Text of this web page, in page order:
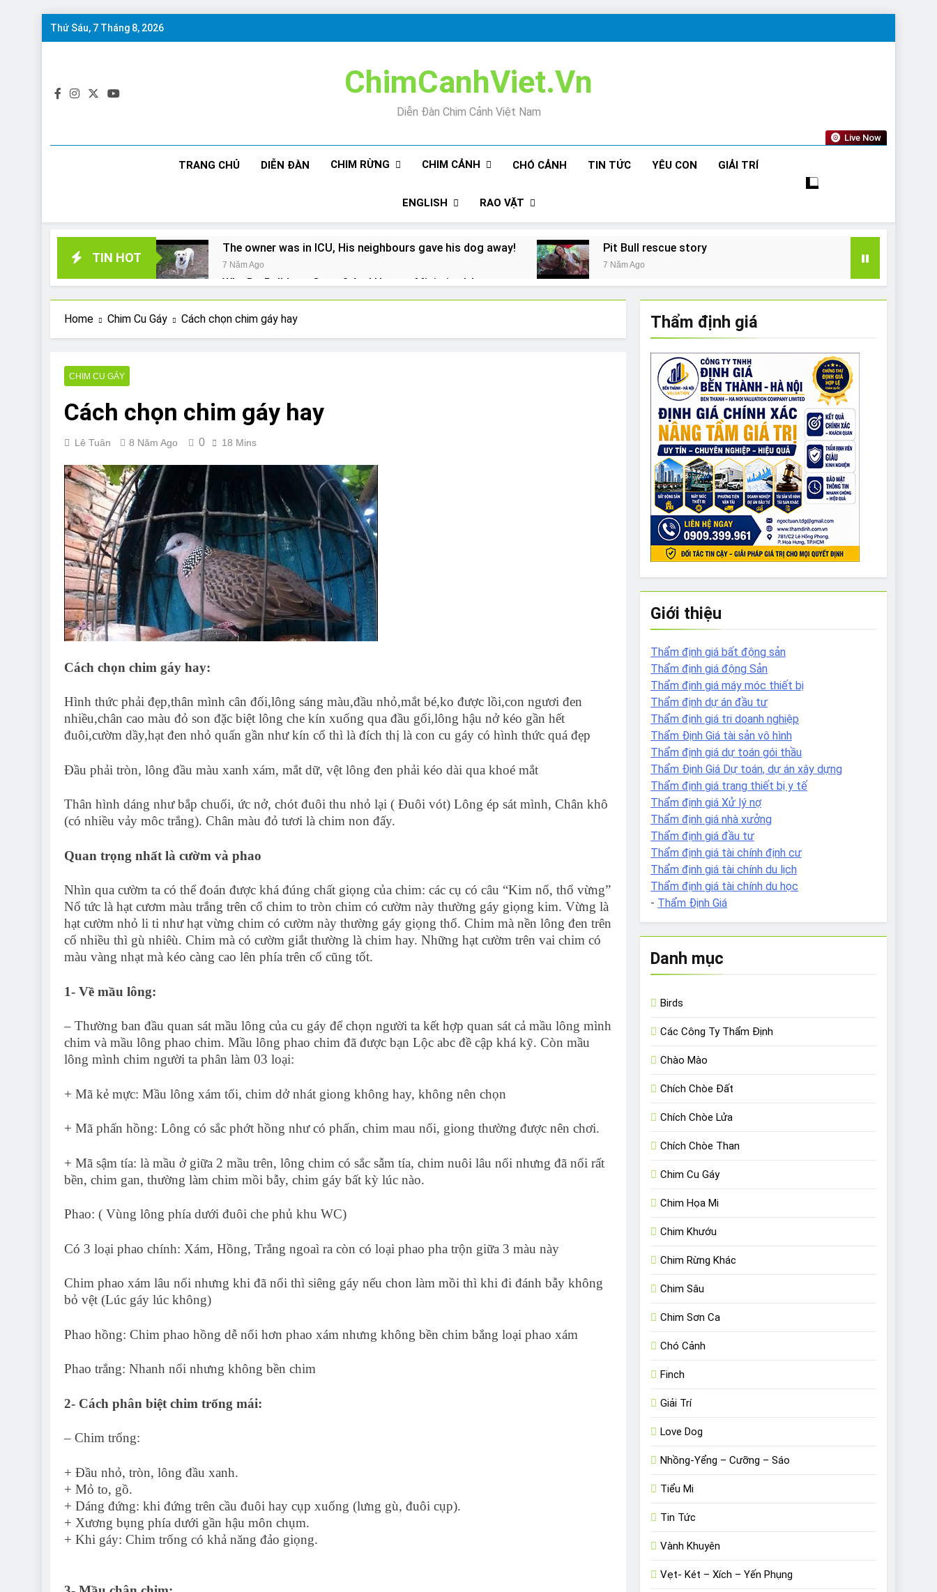
Skip
Thứ Sáu, 7 Tháng 8, 2026
ChimCanhViet.Vn
Diễn Đàn Chim Cảnh Việt Nam
Live Now
TRANG CHỦ DIỄN ĐÀN CHIM RỪNG CHIM CẢNH CHÓ CẢNH TIN TỨC YÊU CON GIẢI TRÍ
ENGLISH RAO VẶT
TIN HOT
The owner was in ICU, His neighbours gave his dog away!
7 Năm Ago
Pit Bull rescue story
7 Năm Ago
Why Do Bulldogs Snore? And How to Minimize It!
7 Năm Ago
Are Bulldogs Lazy? Not as much as you think and here’s why!
The Ultimate Guide to What Bulldogs Can (and can’t) Eat
7 Năm Ago
Can Bulldogs Run Long Distances?
Can Bulldogs Play Fetch? And How to Train Them!
7 Năm Ago
How Often Do I Need to Groom My Bulldog
Home Chim Cu Gáy Cách chọn chim gáy hay
CHIM CU GÁY
Cách chọn chim gáy hay
Lê Tuân 8 Năm Ago 0 18 Mins
Cách chọn chim gáy hay:
Hình thức phải đẹp,thân mình cân đối,lông sáng màu,đầu nhỏ,mắt bé,ko được lồi,con ngươi đen
nhiều,chân cao màu đỏ son đặc biệt lông che kín xuống qua đầu gối,lông hậu nở kéo gần hết
đuôi,cườm dầy,hạt đen nhỏ quấn gần như kín cổ thì là đích thị là con cu gáy có hình thức quá đẹp
Đầu phải tròn, lông đầu màu xanh xám, mắt dữ, vệt lông đen phải kéo dài qua khoé mắt
Thân hình dáng như bắp chuối, ức nở, chót đuôi thu nhỏ lại ( Đuôi vót) Lông ép sát mình, Chân khô
(có nhiều vảy môc trắng). Chân màu đỏ tươi là chim non đấy.
Quan trọng nhất là cườm và phao
Nhìn qua cườm ta có thể đoán được khá đúng chất giọng của chim: các cụ có câu “Kim nổ, thổ vừng”
Nổ tức là hạt cươm màu trắng trên cổ chim to tròn chim có cườm này thường gáy giọng kim. Vừng là
hạt cườm nhỏ li ti như hạt vừng chim có cườm này thường gáy giọng thổ. Chim mà nền lông đen trên
cổ nhiều thì gù nhiêù. Chim mà có cườm giắt thường là chim hay. Những hạt cườm trên vai chim có
màu vàng nhạt mà kéo càng cao lên phía trên cổ cũng tốt.
1- Về mầu lông:
– Thường ban đầu quan sát mầu lông của cu gáy để chọn người ta kết hợp quan sát cả mầu lông mình
chim và mầu lông phao chim. Mầu lông phao chim đã được bạn Lộc abc đề cập khá kỹ. Còn mầu
lông mình chim người ta phân làm 03 loại:
+ Mã kẻ mực: Mầu lông xám tối, chim dở nhát giong không hay, không nên chọn
+ Mã phấn hồng: Lông có sắc phớt hồng như có phấn, chim mau nổi, giong thường được nên chơi.
+ Mã sậm tía: là mầu ở giữa 2 mầu trên, lông chim có sắc sẫm tía, chim nuôi lâu nổi nhưng đã nổi rất
bền, chim gan, thường làm chim mồi bẫy, chim gáy bất kỳ lúc nào.
Phao: ( Vùng lông phía dưới đuôi che phủ khu WC)
Có 3 loại phao chính: Xám, Hồng, Trắng ngoaì ra còn có loại phao pha trộn giữa 3 màu này
Chim phao xám lâu nổi nhưng khi đã nổi thì siêng gáy nếu chon làm mồi thì khi đi đánh bẫy không
bỏ vệt (Lúc gáy lúc không)
Phao hồng: Chim phao hồng dễ nổi hơn phao xám nhưng không bền chim bắng loại phao xám
Phao trắng: Nhanh nổi nhưng không bền chim
2- Cách phân biệt chim trống mái:
– Chim trống:
+ Đầu nhỏ, tròn, lông đầu xanh.
+ Mỏ to, gồ.
+ Dáng đứng: khi đứng trên cầu đuôi hay cụp xuống (lưng gù, đuôi cụp).
+ Xương bụng phía dưới gần hậu môn chụm.
+ Khi gáy: Chim trống có khả năng đảo giọng.
Thẩm định giá
Giới thiệu
Thẩm định giá bất động sản
Thẩm định giá động Sản
Thẩm định giá máy móc thiết bị
Thẩm định dự án đầu tư
Thẩm định giá tri doanh nghiệp
Thẩm Định Giá tài sản vô hình
Thẩm định giá dự toán gói thầu
Thẩm Định Giá Dự toán, dự án xây dựng
Thẩm định giá trang thiết bị y tế
Thẩm định giá Xử lý nợ
Thẩm định giá nhà xưởng
Thẩm định giá đầu tư
Thẩm định giá tài chính định cư
Thẩm định giá tài chính du lịch
Thẩm định giá tài chính du học
- Thẩm Định Giá
Danh mục
Birds
Các Công Ty Thẩm Định
Chào Mào
Chích Chòe Đất
Chích Chòe Lửa
Chích Chòe Than
Chim Cu Gáy
Chim Họa Mi
Chim Khướu
Chim Rừng Khác
Chim Sâu
Chim Sơn Ca
Chó Cảnh
Finch
Giải Trí
Love Dog
Nhồng-Yểng – Cưỡng – Sáo
Tiểu Mi
Tin Tức
Vành Khuyên
Vẹt- Két – Xích – Yến Phụng